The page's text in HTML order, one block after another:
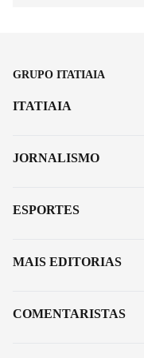
GRUPO ITATIAIA
ITATIAIA
JORNALISMO
ESPORTES
MAIS EDITORIAS
COMENTARISTAS